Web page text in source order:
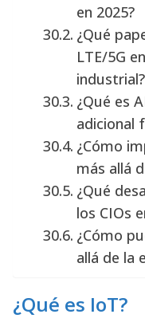
en 2025?
¿Qué
LTE/5G
industrial?
¿Qué es
adicional
¿Cómo
más allá
¿Qué
los CIOs
¿Cómo
allá de la
¿Qué es IoT?